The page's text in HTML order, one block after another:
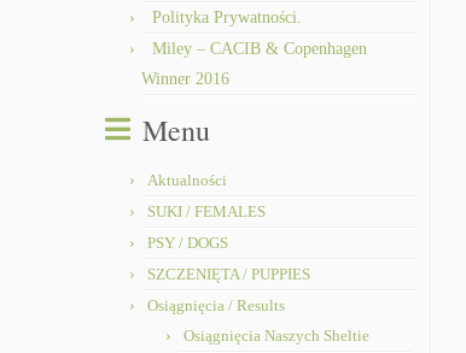
Polityka Prywatności.
Miley – CACIB & Copenhagen
Winner 2016
Menu
Aktualności
SUKI / FEMALES
PSY / DOGS
SZCZENIĘTA / PUPPIES
Osiągnięcia / Results
Osiągnięcia Naszych Sheltie